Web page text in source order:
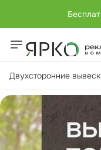
Двухсторонние